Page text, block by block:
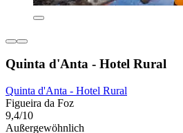
Quinta d'Anta - Hotel Rural
Quinta d'Anta - Hotel Rural
Figueira da Foz
9,4/10
Außergewöhnlich